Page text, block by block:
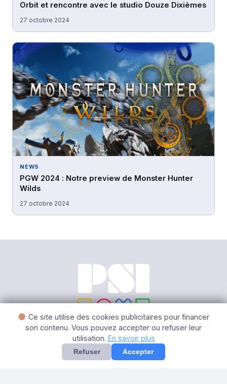
Orbit et rencontre avec le studio Douze Dixièmes
27 octobre 2024
NEWS
PGW 2024 : Notre preview de Monster Hunter
Wilds
27 octobre 2024
© 2026 PSI – Tous Droits Réservés |Mentions légales
les cookies
Ce site utilise des cookies publicitaires pour financer
son contenu. Vous pouvez accepter ou refuser leur
utilisation. En savoir plus
Refuser Accepter